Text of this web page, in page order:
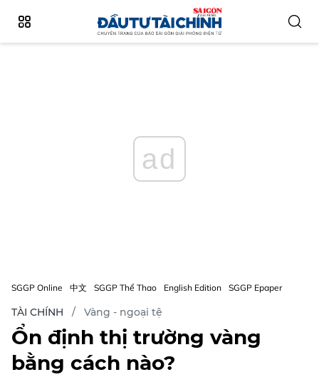
ad
SGGP Online 中文 SGGP Thể Thao English Edition SGGP Epaper
TÀI CHÍNH Vàng - ngoại tệ
Ổn định thị trường vàng
bằng cách nào?